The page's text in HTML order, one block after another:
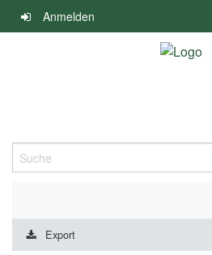
Navigation
überspringen
Anmelden
Suche
DURCHFÜHRUNG UND FINANZIERUNG
Export